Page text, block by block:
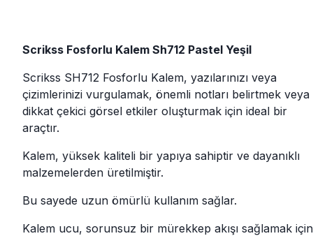
Scrikss Fosforlu Kalem Sh712 Pastel Yeşil
Scrikss SH712 Fosforlu Kalem, yazılarınızı veya
çizimlerinizi vurgulamak, önemli notları belirtmek veya
dikkat çekici görsel etkiler oluşturmak için ideal bir
araçtır.
Kalem, yüksek kaliteli bir yapıya sahiptir ve dayanıklı
malzemelerden üretilmiştir.
Bu sayede uzun ömürlü kullanım sağlar.
Kalem ucu, sorunsuz bir mürekkep akışı sağlamak için